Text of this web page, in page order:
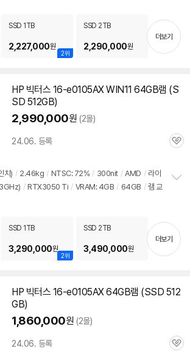
기
2위
SSD 1TB
2,227,000원
SSD 2TB
2,290,000원
더보기
HP 빅터스 16-e0105AXWIN11 64GB램 (S
SD 512GB)
2,990,000원 (2몰)
24.06. 등록
관
치) / 2.46kg / NTSC: 72% / 300nit / AMD / 라이
/ RTX3050 Ti / VRAM: 4GB / 64GB / 램 교
기
2위
SSD 1TB
3,290,000원
SSD 2TB
3,490,000원
더보기
HP 빅터스 16-e0105AX64GB램 (SSD 512
GB)
1,860,000원 (2몰)
24.06. 등록
관